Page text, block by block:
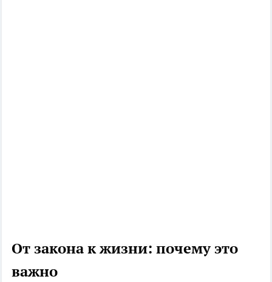
От закона к жизни: почему это
важно